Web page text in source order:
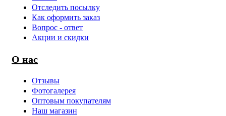
Отследить посылку
Как оформить заказ
Вопрос - ответ
Акции и скидки
О нас
Отзывы
Фотогалерея
Оптовым покупателям
Наш магазин